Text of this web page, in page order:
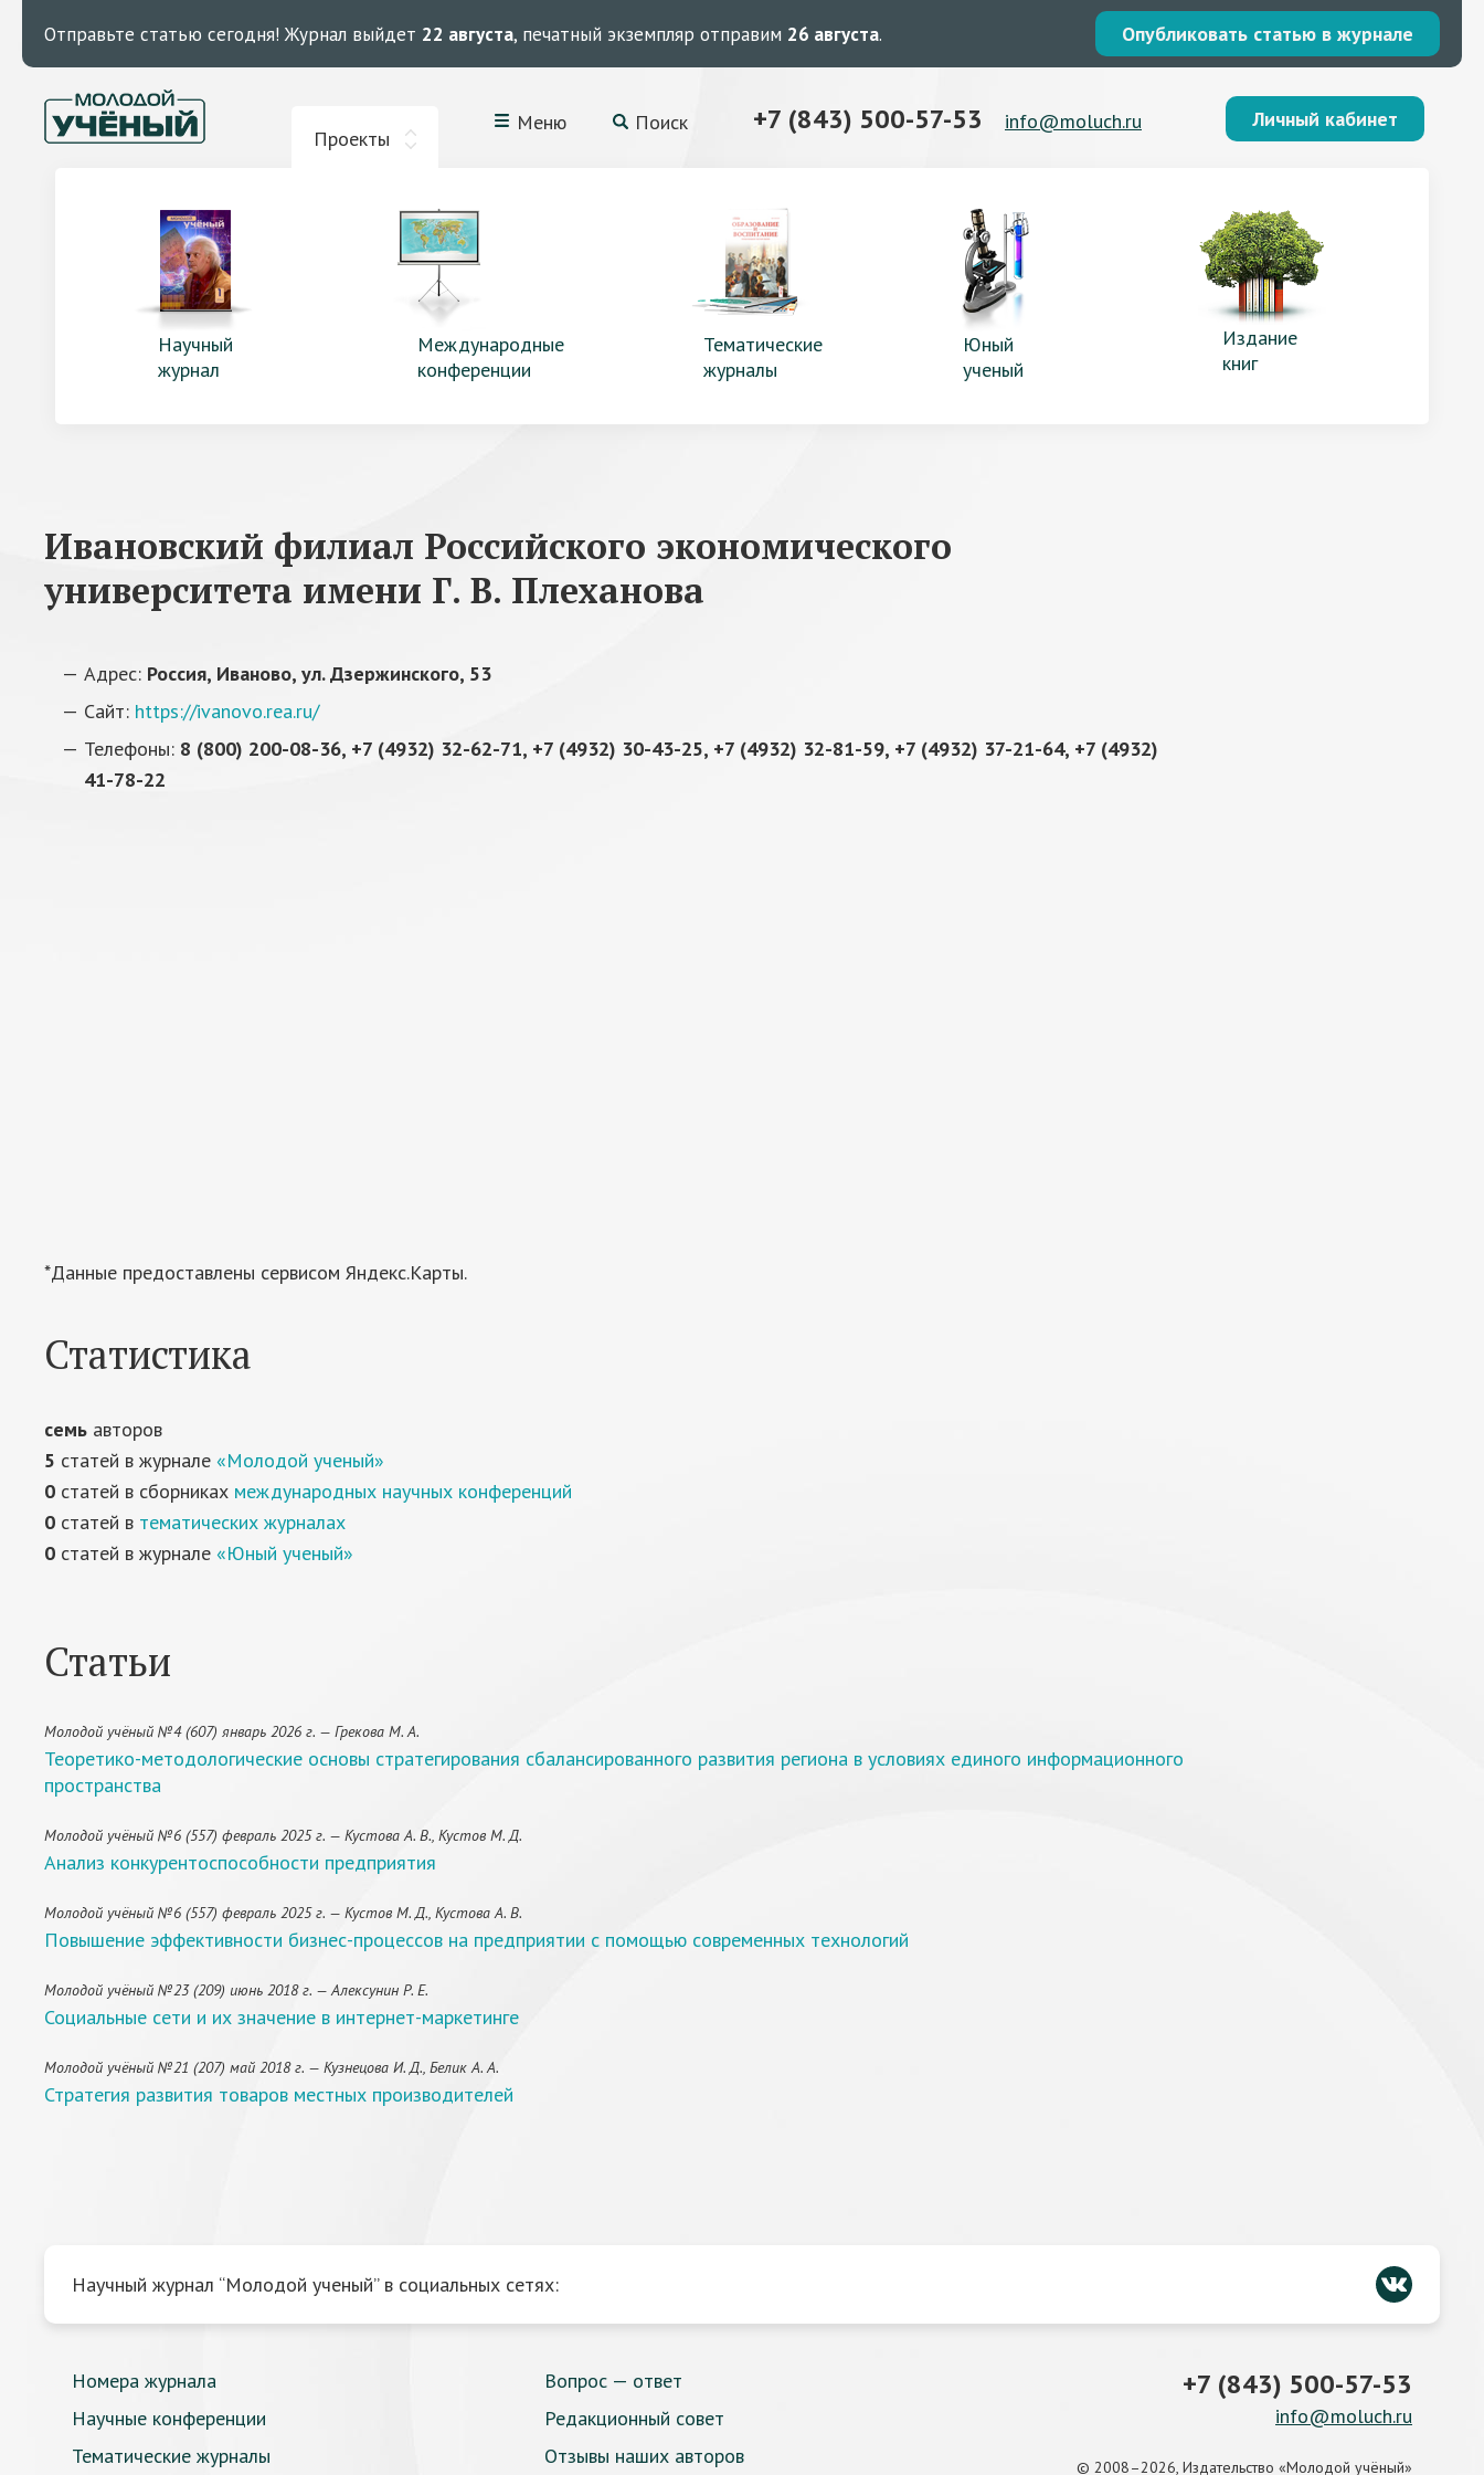
Отправьте статью сегодня! Журнал выйдет 22 августа, печатный экземпляр отправим 26 августа. Опубликовать статью в журнале
Проекты
Меню Поиск +7 (843) 500-57-53 info@moluch.ru Личный кабинет
Научный
журнал
Международные
конференции
Тематические
журналы
Юный
ученый
Издание
книг
Ивановский филиал Российского экономического
университета имени Г. В. Плеханова
Адрес: Россия, Иваново, ул. Дзержинского, 53
Сайт: https://ivanovo.rea.ru/
Телефоны: 8 (800) 200-08-36, +7 (4932) 32-62-71, +7 (4932) 30-43-25, +7 (4932) 32-81-59, +7 (4932) 37-21-64, +7 (4932)
41-78-22
*Данные предоставлены сервисом Яндекс.Карты.
Статистика
семь авторов
5 статей в журнале «Молодой ученый»
0 статей в сборниках международных научных конференций
0 статей в тематических журналах
0 статей в журнале «Юный ученый»
Статьи
Молодой учёный №4 (607) январь 2026 г. — Грекова М. А.
Теоретико-методологические основы стратегирования сбалансированного развития региона в условиях единого информационного
пространства
Молодой учёный №6 (557) февраль 2025 г. — Кустова А. В., Кустов М. Д.
Анализ конкурентоспособности предприятия
Молодой учёный №6 (557) февраль 2025 г. — Кустов М. Д., Кустова А. В.
Повышение эффективности бизнес-процессов на предприятии с помощью современных технологий
Молодой учёный №23 (209) июнь 2018 г. — Алексунин Р. Е.
Социальные сети и их значение в интернет-маркетинге
Молодой учёный №21 (207) май 2018 г. — Кузнецова И. Д., Белик А. А.
Стратегия развития товаров местных производителей
Научный журнал “Молодой ученый” в социальных сетях:
Номера журнала
Научные конференции
Тематические журналы
Вопрос — ответ
Редакционный совет
Отзывы наших авторов
+7 (843) 500-57-53
info@moluch.ru
© 2008–2026, Издательство «Молодой учёный»